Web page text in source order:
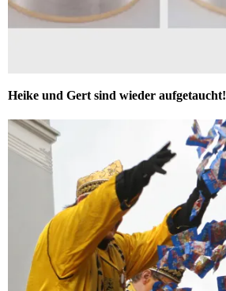
Heike und Gert sind wieder aufgetaucht!